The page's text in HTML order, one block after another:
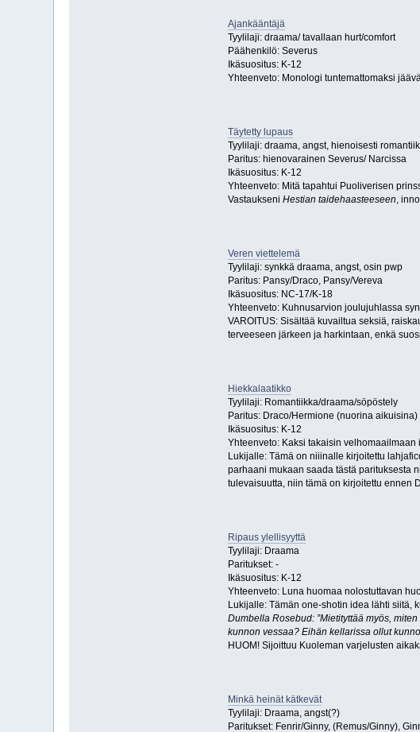
Ajankääntäjä
Tyylilaji: draama/ tavallaan hurt/comfort
Päähenkilö: Severus
Ikäsuositus: K-12
Yhteenveto: Monologi tuntemattomaksi
Täytetty lupaus
Tyylilaji: draama, angst, hienoisesti
Paritus: hienovarainen Severus/ Narcissa
Ikäsuositus: K-12
Yhteenveto: Mitä tapahtui Puoliverisen
Vastaukseni Hestian taidehaasteeseen,
Veren viettelemä
Tyylilaji: synkkä draama, angst, osin pwp
Paritus: Pansy/Draco, Pansy/Vereva
Ikäsuositus: NC-17/K-18
Yhteenveto: Kuhnusarvion joulujuhlassa
VAROITUS: Sisältää kuvailtua seksiä,
terveeseen järkeen ja harkintaan, enkä
Hiekkalaatikko
Tyylilaji: Romantiikka/draama/söpöstely
Paritus: Draco/Hermione (nuorina aikuisina)
Ikäsuositus: K-12
Yhteenveto: Kaksi takaisin
Lukijalle: Tämä on niiinalle kirjoitettu
parhaani mukaan saada tästä parituksesta
tulevaisuutta, niin tämä on kirjoitettu ennen
Ripaus ylellisyyttä
Tyylilaji: Draama
Paritukset: -
Ikäsuositus: K-12
Yhteenveto: Luna huomaa nolostuttavan
Lukijalle: Tämän one-shotin idea lähti siitä,
Dumbella Rosebud: ”Mietityttää myös,
kunnon vessaa? Eihän kellarissa ollut
HUOM! Sijoittuu Kuoleman varjelusten
Minkä heinät kätkevät
Tyylilaji: Draama, angst(?)
Paritukset: Fenrir/Ginny, (Remus/Ginny),